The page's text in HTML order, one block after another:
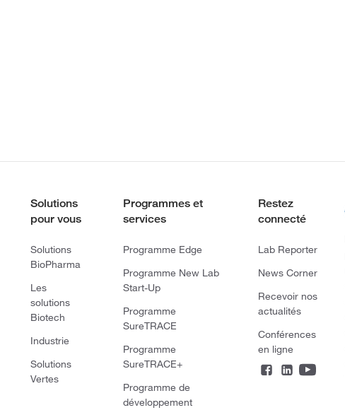
Solutions
pour vous
Solutions
BioPharma
Les
solutions
Biotech
Industrie
Solutions
Vertes
Programmes et
services
Programme Edge
Programme New Lab
Start-Up
Programme
SureTRACE
Programme
SureTRACE+
Programme de
développement
Restez
connecté
Lab Reporter
News Corner
Recevoir nos
actualités
Conférences
en ligne